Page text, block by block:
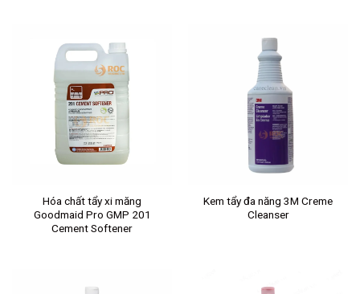
Hóa chất tẩy xi măng
Goodmaid Pro GMP 201
Cement Softener
Kem tẩy đa năng 3M Creme
Cleanser